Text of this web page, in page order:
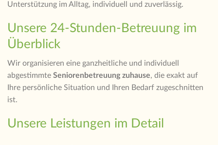
Unterstützung im Alltag, individuell und zuverlässig.
Unsere 24-Stunden-Betreuung im
Überblick
Wir organisieren eine ganzheitliche und individuell
abgestimmte Seniorenbetreuung zuhause, die exakt auf
Ihre persönliche Situation und Ihren Bedarf zugeschnitten
ist.
Unsere Leistungen im Detail